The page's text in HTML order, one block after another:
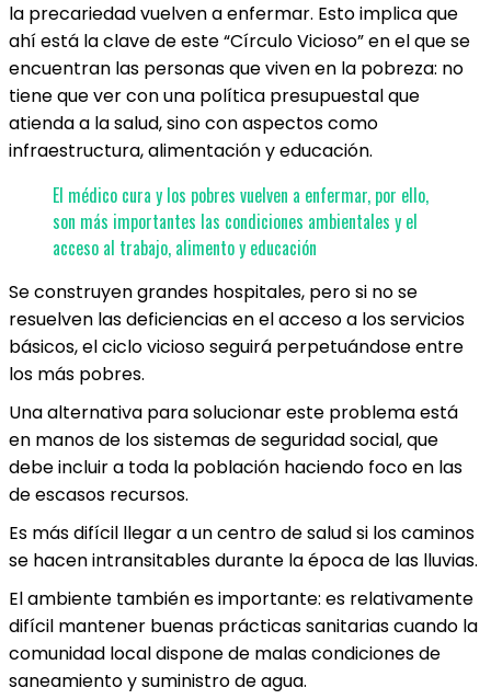
la precariedad vuelven a enfermar. Esto implica que
ahí está la clave de este “Círculo Vicioso” en el que se
encuentran las personas que viven en la pobreza: no
tiene que ver con una política presupuestal que
atienda a la salud, sino con aspectos como
infraestructura, alimentación y educación.
El médico cura y los pobres vuelven a enfermar, por ello,
son más importantes las condiciones ambientales y el
acceso al trabajo, alimento y educación
Se construyen grandes hospitales, pero si no se
resuelven las deficiencias en el acceso a los servicios
básicos, el ciclo vicioso seguirá perpetuándose entre
los más pobres.
Una alternativa para solucionar este problema está
en manos de los sistemas de seguridad social, que
debe incluir a toda la población haciendo foco en las
de escasos recursos.
Es más difícil llegar a un centro de salud si los caminos
se hacen intransitables durante la época de las lluvias.
El ambiente también es importante: es relativamente
difícil mantener buenas prácticas sanitarias cuando la
comunidad local dispone de malas condiciones de
saneamiento y suministro de agua.